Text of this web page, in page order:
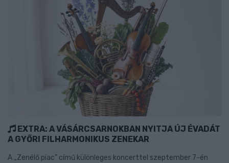
EXTRA: A VÁSÁRCSARNOKBAN NYITJA ÚJ ÉVADÁT
A GYŐRI FILHARMONIKUS ZENEKAR
A „Zenélő piac” című különleges koncerttel szeptember 7-én